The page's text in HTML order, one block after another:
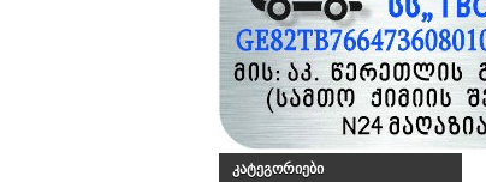
ᲙᲐᲢᲔᲒᲝᲠᲘᲔᲑᲘ